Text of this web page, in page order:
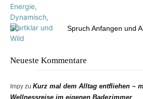
Neueste Kommentare
Impy zu Kurz mal dem Alltag entfliehen ~
Wellnessreise im eigenen Badezimmer